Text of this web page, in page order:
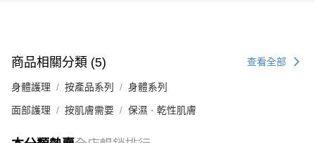
商品相關分類 (5) 查看全部
身體護理 按產品系列 身體系列
面部護理 按肌膚需要 保濕 · 乾性肌膚